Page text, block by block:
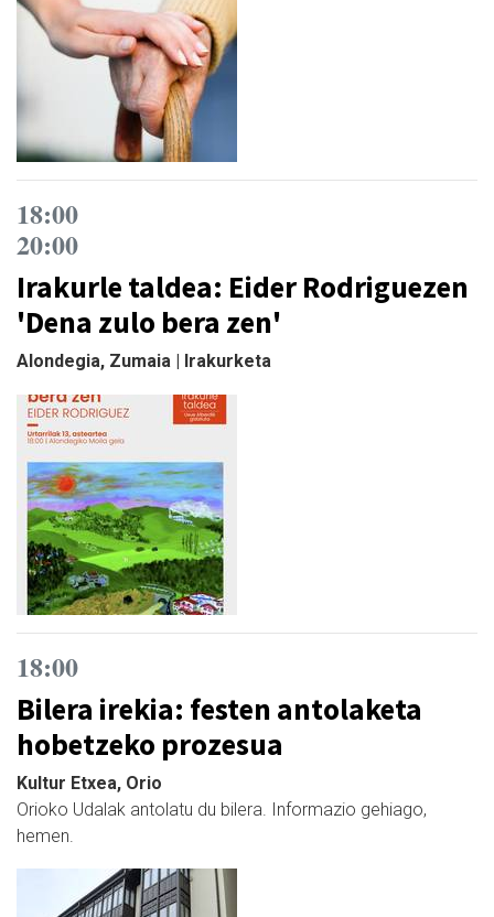
18:00
20:00
Irakurle taldea: Eider Rodriguezen
'Dena zulo bera zen'
Alondegia, Zumaia | Irakurketa
18:00
Bilera irekia: festen antolaketa
hobetzeko prozesua
Kultur Etxea, Orio
Orioko Udalak antolatu du bilera. Informazio gehiago,
hemen.